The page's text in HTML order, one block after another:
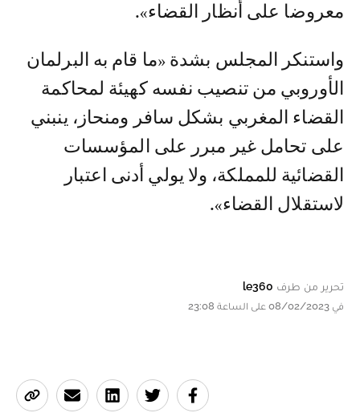
معروضا على أنظار القضاء».
واستنكر المجلس بشدة «ما قام به البرلمان
الأوروبي من تنصيب نفسه كهيئة لمحاكمة
القضاء المغربي بشكل سافر ومنحاز، ينبني
على تحامل غير مبرر على المؤسسات
القضائية للمملكة، ولا يولي أدنى اعتبار
لاستقلال القضاء».
تحرير من طرف le360
في 08/02/2023 على الساعة 23:08